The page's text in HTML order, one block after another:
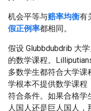
机会平等与赔率均衡有
假正例率都相同。
假设 Glubbdubdrib 大
的数学课程。
多数学生都符合大学课
学根本不提供数学课程
符合条件。如果合格学
人国人还是巨人国人，